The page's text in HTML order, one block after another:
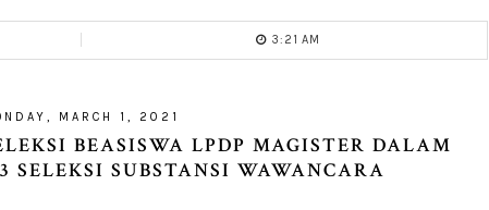
3:21 AM
MARCH 1, 2021
BEASISWA LPDP MAGISTER DALAM
SELEKSI SUBSTANSI WAWANCARA